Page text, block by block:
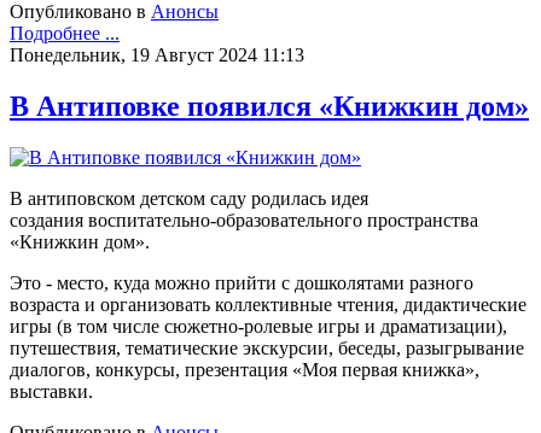
Опубликовано в Анонсы
Подробнее ...
Понедельник, 19 Август 2024 11:13
В Антиповке появился «Книжкин дом»
В антиповском детском саду родилась идея
создания воспитательно-образовательного пространства
«Книжкин дом».
Это - место, куда можно прийти с дошколятами разного
возраста и организовать коллективные чтения, дидактические
игры (в том числе сюжетно-ролевые игры и драматизации),
путешествия, тематические экскурсии, беседы, разыгрывание
диалогов, конкурсы, презентация «Моя первая книжка»,
выставки.